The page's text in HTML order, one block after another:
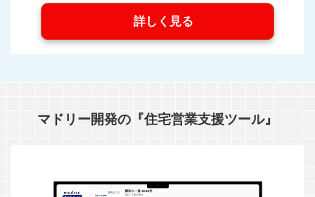
詳しく見る
マドリー開発の『住宅営業支援ツール』